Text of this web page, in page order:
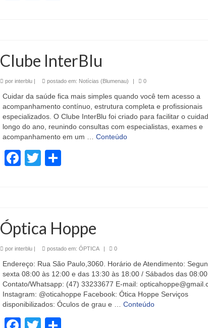
Clube InterBlu
por interblu| postado em: Notícias (Blumenau) | 0
Cuidar da saúde fica mais simples quando você tem acesso a
acompanhamento contínuo, estrutura completa e profissionais
especializados. O Clube InterBlu foi criado para facilitar o
longo do ano, reunindo consultas com especialistas, exames e
acompanhamento em um … Conteúdo
Facebook
Twitter
Óptica Hoppe
por interblu| postado em: ÓPTICA | 0
Endereço: Rua São Paulo,3060. Horário de Atendimento:
sexta 08:00 às 12:00 e das 13:30 às 18:00 / Sábados das 08:00
Contato/Whatsapp: (47) 33233677 E-mail:
Instagram: @oticahoppe Facebook: Ótica Hoppe Serviços
disponibilizados: Óculos de grau e … Conteúdo